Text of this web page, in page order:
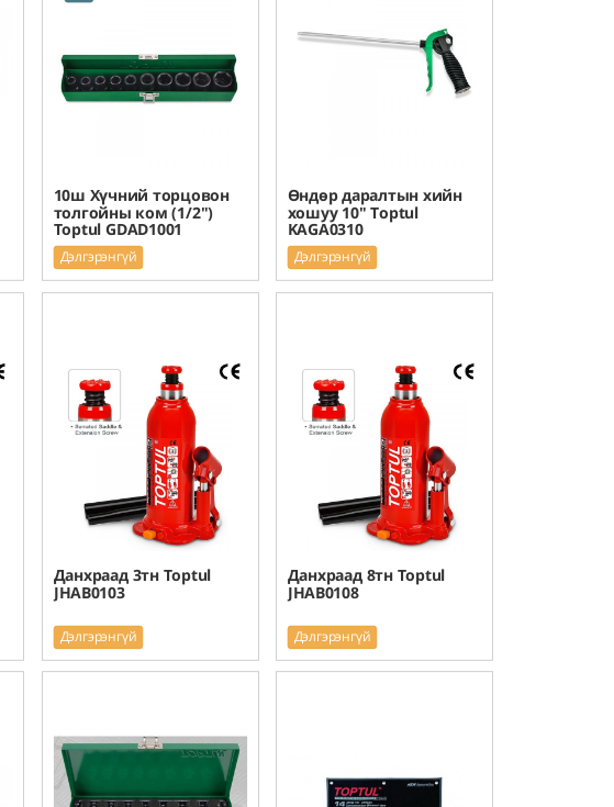
10ш Хүчний торцовон
толгойны ком (1/2")
Toptul GDAD1001
Дэлгэрэнгүй
Өндөр даралтын хийн
хошуу 10" Toptul
KAGA0310
Дэлгэрэнгүй
Данхраад 3тн Toptul
JHAB0103
Дэлгэрэнгүй
Данхраад 8тн Toptul
JHAB0108
Дэлгэрэнгүй